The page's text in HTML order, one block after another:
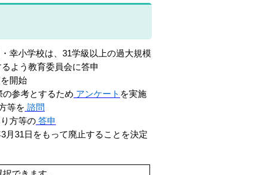
幸小学校は、31学級以上の過大規模
よう教育委員会に答申
開始
参考とするため アンケート を実施
等を 諮問
方等の 答申
31日をもって廃止することを決定